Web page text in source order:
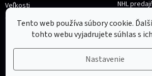
Tento web používa súbory cookie.
tohto webu vyjadrujete súhlas s
Nastavenie
Veľkosti
Obchodné podmienky
NHL